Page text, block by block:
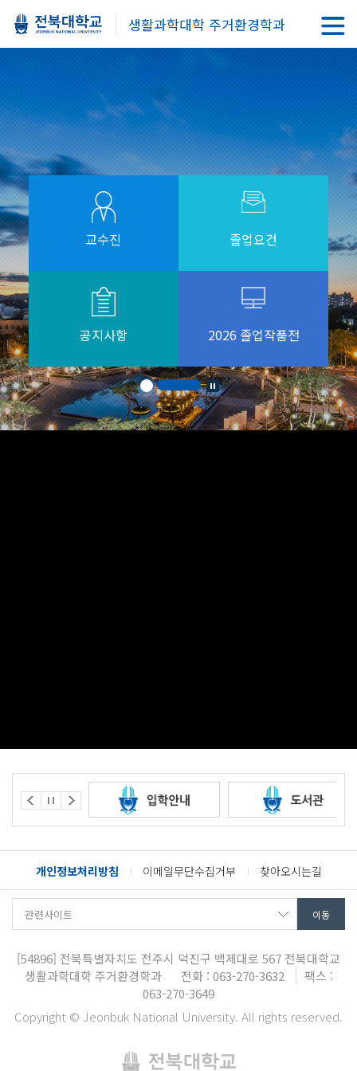
생활과학대학 주거환경학과
교수진 졸업요건
공지사항 2026 졸업작품전
개인정보처리방침 이메일무단수집거부 찾아오시는길
[54896] 전북특별자치도 전주시 덕진구 백제대로 567 전북대학교
생활과학대학 주거환경학과
전화 : 063-270-3632
팩스 :
063-270-3649
Copyright © Jeonbuk National University. All rights reserved.